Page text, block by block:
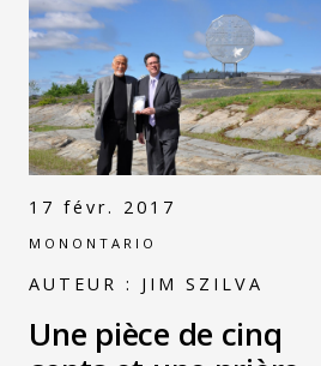
17 févr. 2017
MONONTARIO
AUTEUR : JIM SZILVA
Une pièce de cinq